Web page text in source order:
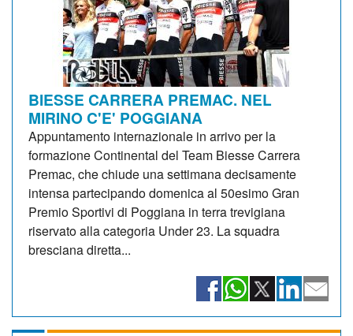
BIESSE CARRERA PREMAC. NEL
MIRINO C'E' POGGIANA
Appuntamento internazionale in arrivo per la
formazione Continental del Team Biesse Carrera
Premac, che chiude una settimana decisamente
intensa partecipando domenica al 50esimo Gran
Premio Sportivi di Poggiana in terra trevigiana
riservato alla categoria Under 23. La squadra
bresciana diretta...